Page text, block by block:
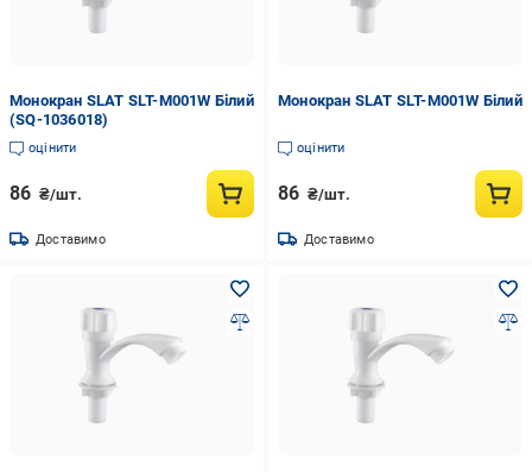
Монокран SLAT SLT-M001W Білий
(SQ-1036018)
оцінити
86 ₴/шт.
Доставимо
Монокран SLAT SLT-M001W Білий
оцінити
86 ₴/шт.
Доставимо